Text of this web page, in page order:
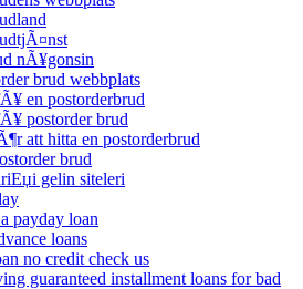
nÃ¥gonsin
brud webbplats
en postorderbrud
postorder brud
att hitta en postorderbrud
brud
gelin siteleri
payday loan
loans
no credit check us
guaranteed installment loans for bad